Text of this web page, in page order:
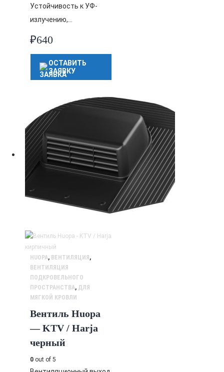
Устойчивость к УФ-
излучению,…
₽640
ОСТАВИТЬ
ЗАЯВКУ
HUOPA, ВЕНТИЛЯЦИЯ,
ВЕНТИЛЯЦИЯ
ПОДКРОВЕЛЬНОГО
ПРОСТРАНСТВА, ДЛЯ
МЯГКОЙ КРОВЛИ
Вентиль Huopa
— KTV / Harja
черный
0 out of 5